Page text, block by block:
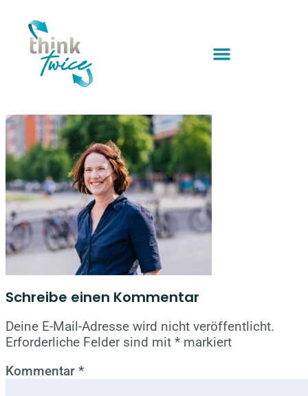
Schreibe einen Kommentar
Deine E-Mail-Adresse wird nicht veröffentlicht.
Erforderliche Felder sind mit * markiert
Kommentar *